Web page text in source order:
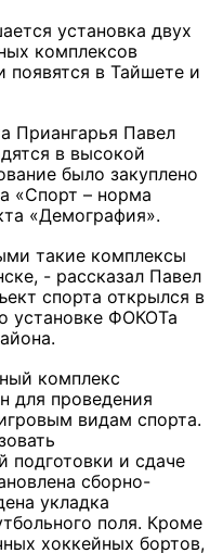
установка двух
комплексов
в Тайшете и
Приангарья Павел
в высокой
было закуплено
«Спорт – норма
«Демография».
такие комплексы
- рассказал Павел
спорта открылся в
установке ФОКОТа
комплекс
для проведения
видам спорта.
подготовки и сдаче
сборно-
укладка
поля. Кроме
хоккейных бортов,